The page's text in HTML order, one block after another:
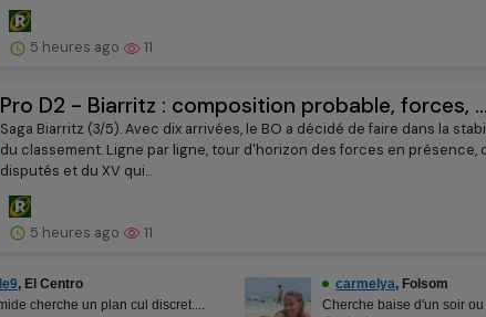
5 heures ago 11
Pro D2 - Biarritz : composition probable, forces, ...
Saga Biarritz (3/5). Avec dix arrivées, le BO a décidé de faire dans la
du classement. Ligne par ligne, tour d'horizon des forces en présence,
disputés et du XV qui...
5 heures ago 11